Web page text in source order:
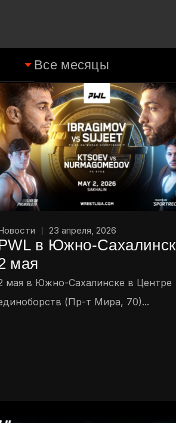
23 апреля, 2026
в Южно-
мая
мая в Южно-Сахалинске в Центре
(Пр-т Мира, 70)...